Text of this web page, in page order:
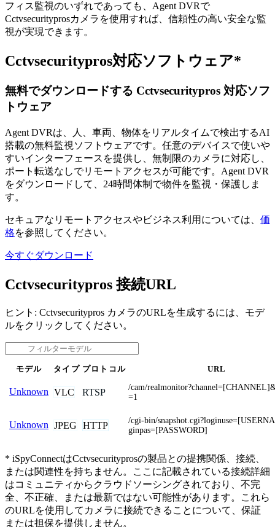
フィス監視のいずれであっても、Agent DVRで
Cctvsecurityprosカメラを使用すれば、信頼性の高い安全な監
視が実現できます。
Cctvsecuritypros対応ソフトウェア*
無料でダウンロードする Cctvsecuritypros 対応ソフ
トウェア
Agent DVRは、人、車両、物体をリアルタイムで検出するAI
搭載の無料監視ソフトウェアです。任意のデバイスで使いや
すいインターフェースを提供し、無制限のカメラに対応し、
ポート転送なしでリモートアクセスが可能です。Agent DVR
をダウンロードして、24時間体制で物件を監視・保護しま
す。
セキュアなリモートアクセスやビジネス利用については、 価
格を参照してください。
今すぐダウンロード
Cctvsecuritypros 接続URL
ヒント: Cctvsecuritypros カメラのURLを生成するには、モデ
ルをクリックしてください。
モデル タイプ プロトコル URL
Unknown VLC RTSP
/cam/
=1
Unknown JPEG HTTP
/cgi-bin/
ginpas=[PASSWORD]
* iSpyConnectはCctvsecurityprosの製品との提携関係、接続、
または関連性を持ちません。ここに記載されている接続詳細
はコミュニティからクラウドソーシングされており、不完
全、不正確、または最新ではない可能性があります。これら
のURLを使用してカメラに接続できることについて、保証
または担保を提供しません。